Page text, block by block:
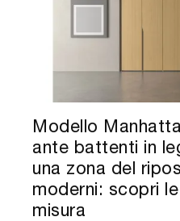
Modello
ante battenti in
una zona del
moderni: scopri
misura